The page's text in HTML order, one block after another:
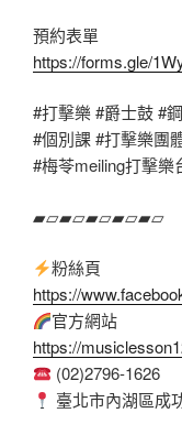
預約表單
https://forms.gle/
#打擊樂#爵士鼓#
#個別課#打擊樂團
#梅苓meiling打擊樂
▰▱▰▱▰▱▰▱▰▱
粉絲頁
https://
官方網站
https://
(02)2796-1626
臺北市內湖區成